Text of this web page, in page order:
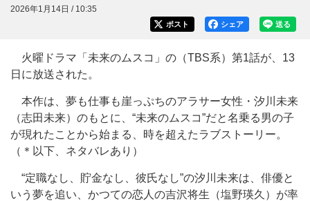
2026年1月14日 / 10:35
送る
シェア
ポスト
火曜ドラマ「未来のムスコ」の（TBS系）第1話が、13
日に放送された。
本作は、夢も仕事も崖っぷちのアラサー女性・汐川未来
（志田未来）のもとに、“未来のムスコ”だと名乗る男の子
が現れたことから始まる、時を超えたラブストーリー。
（＊以下、ネタバレあり）
“定職なし、貯金なし、彼氏なし”の汐川未来は、俳優と
いう夢を追い、かつての恋人の吉沢将生（塩野瑛久）が率